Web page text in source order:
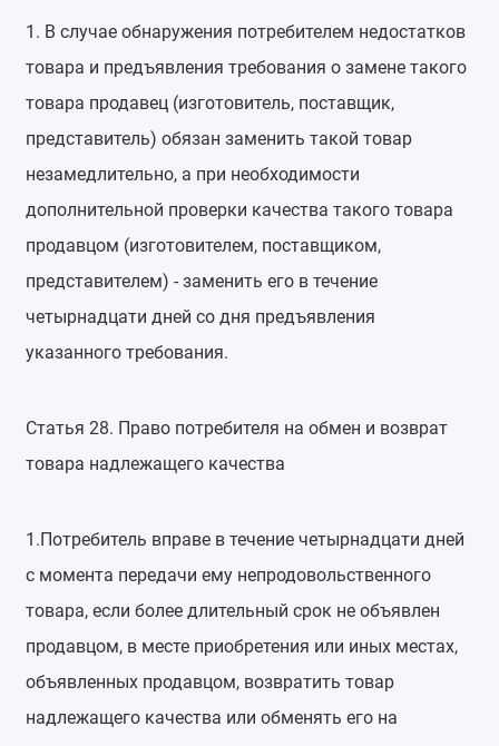
1. В случае обнаружения потребителем недостатков
товара и предъявления требования о замене такого
товара продавец (изготовитель, поставщик,
представитель) обязан заменить такой товар
незамедлительно, а при необходимости
дополнительной проверки качества такого товара
продавцом (изготовителем, поставщиком,
представителем) - заменить его в течение
четырнадцати дней со дня предъявления
указанного требования.
Статья 28. Право потребителя на обмен и возврат
товара надлежащего качества
1.Потребитель вправе в течение четырнадцати дней
с момента передачи ему непродовольственного
товара, если более длительный срок не объявлен
продавцом, в месте приобретения или иных местах,
объявленных продавцом, возвратить товар
надлежащего качества или обменять его на